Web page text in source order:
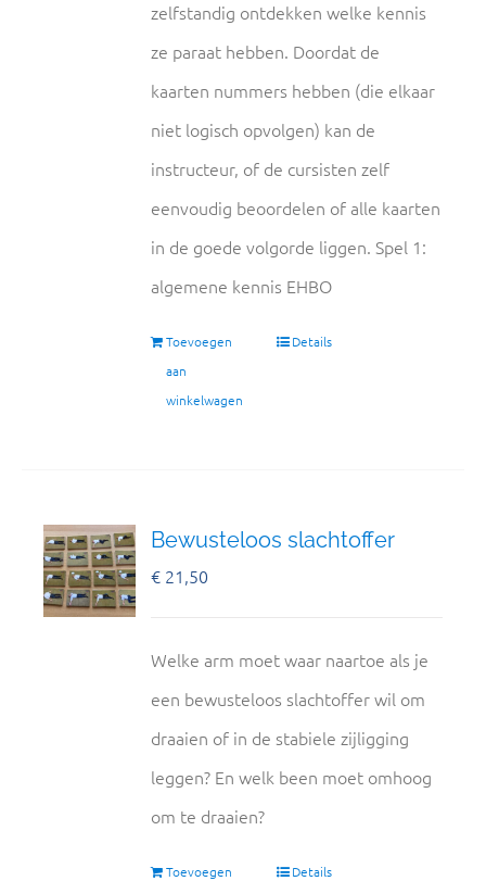
zelfstandig ontdekken welke kennis
ze paraat hebben. Doordat de
kaarten nummers hebben (die elkaar
niet logisch opvolgen) kan de
instructeur, of de cursisten zelf
eenvoudig beoordelen of alle kaarten
in de goede volgorde liggen. Spel 1:
algemene kennis EHBO
Toevoegen
aan
winkelwagen
Details
Bewusteloos slachtoffer
€ 21,50
Welke arm moet waar naartoe als je
een bewusteloos slachtoffer wil om
draaien of in de stabiele zijligging
leggen? En welk been moet omhoog
om te draaien?
Toevoegen
Details